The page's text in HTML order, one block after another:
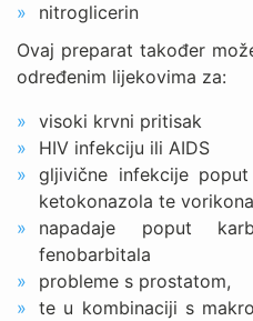
nitroglicerin
Ovaj preparat također
određenim lijekovima za:
visoki krvni pritisak
HIV infekciju ili AIDS
gljivične infekcije
ketokonazola te
napadaje poput
fenobarbitala
probleme s prostatom,
te u kombinaciji s